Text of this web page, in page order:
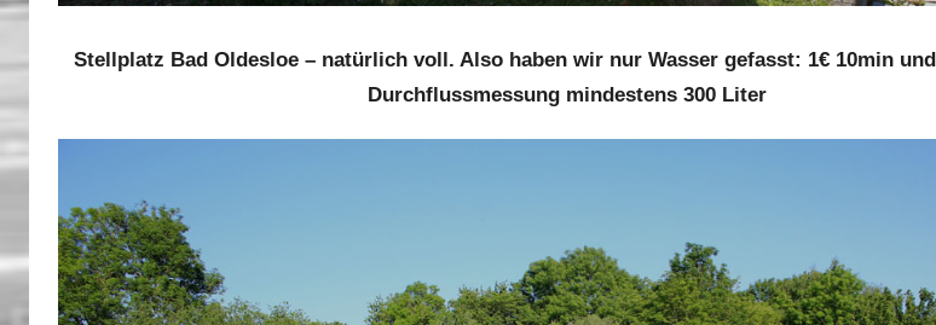
Stellplatz Bad Oldesloe – natürlich voll. Also haben wir nur Wasser gefasst: 1€ 10min
Durchflussmessung mindestens 300 Liter